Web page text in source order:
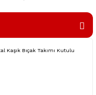
Kaşık Bıçak Takımı Kutulu